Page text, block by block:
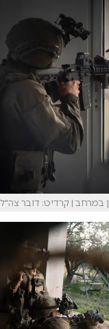
במרחב | קרדיט: דובר צה"ל